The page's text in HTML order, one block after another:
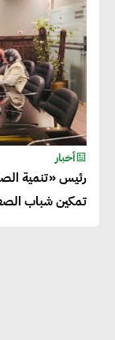
أخبار
رئيس «تنمية
تمكين شباب